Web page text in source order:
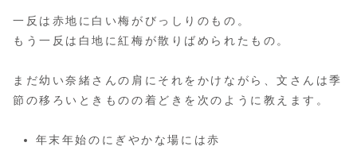
一反は赤地に白い梅がびっしりのもの。
もう一反は白地に紅梅が散りばめられたもの。
まだ幼い奈緒さんの肩にそれをかけながら、文さんは季
節の移ろいときものの着どきを次のように教えます。
年末年始のにぎやかな場には赤